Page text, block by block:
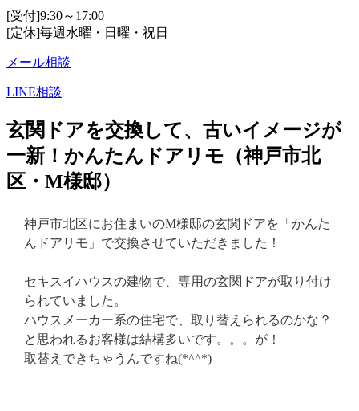
[受付]9:30～17:00
[定休]毎週水曜・日曜・祝日
メール相談
LINE相談
玄関ドアを交換して、古いイメージが
一新！かんたんドアリモ（神戸市北
区・M様邸）
神戸市北区にお住まいのM様邸の玄関ドアを「かんた
んドアリモ」で交換させていただきました！
セキスイハウスの建物で、専用の玄関ドアが取り付け
られていました。
ハウスメーカー系の住宅で、取り替えられるのかな？
と思われるお客様は結構多いです。。。が！
取替えできちゃうんですね(*^^*)